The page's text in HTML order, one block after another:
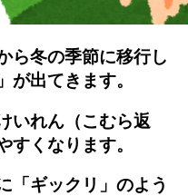
ら冬の季節に移行し
」が出てきます。
いれん（こむら返
すくなります。
「 ギックリ 」のよう